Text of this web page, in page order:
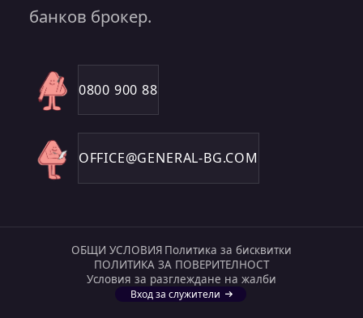
банков брокер.
0800 900 88
OFFICE@GENERAL-BG.COM
ОБЩИ УСЛОВИЯ Политика за бисквитки
ПОЛИТИКА ЗА ПОВЕРИТЕЛНОСТ
Условия за разглеждане на жалби
Вход за служители